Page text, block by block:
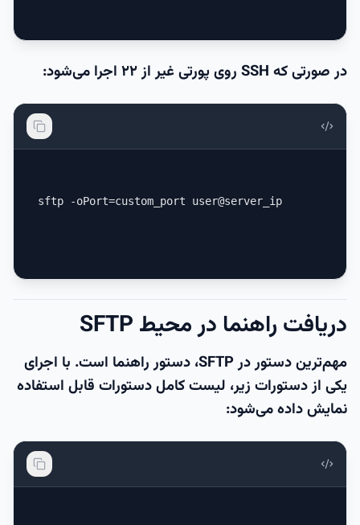
در صورتی که SSH روی پورتی غیر از ۲۲ اجرا می‌شود:
sftp -oPort=custom_port user@server_ip
دریافت راهنما در محیط SFTP
مهم‌ترین دستور در SFTP، دستور راهنما است. با اجرای
یکی از دستورات زیر، لیست کامل دستورات قابل استفاده
نمایش داده می‌شود: